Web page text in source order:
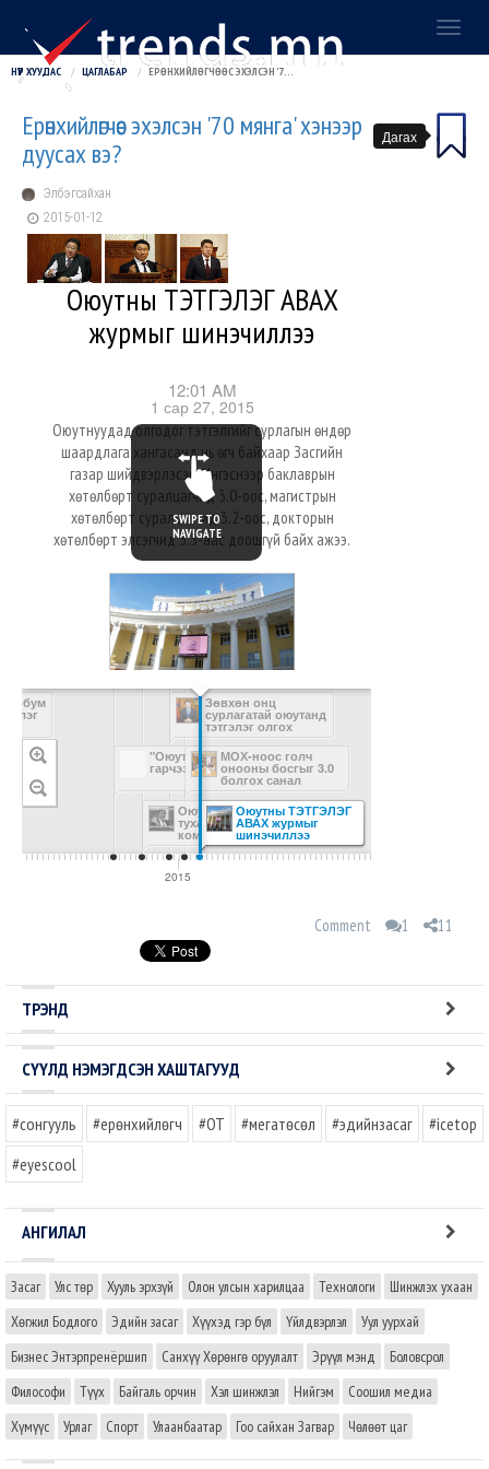
НҮҮР ХУУДАС ЦАГЛАБАР ЕРӨНХИЙЛӨГЧӨӨС ЭХЭЛСЭН '70 МЯНГА' ХЭНЭЭР ДУУСАХ ВЭ?
Дагах
Ерөнхийлөгчөөс эхэлсэн '70 мянга' хэнээр
дуусах вэ?
Элбэгсайхан
2015-01-12
Оюутны ТЭТГЭЛЭГ АВАХ
журмыг шинэчиллээ
12:01 AM
1 сар 27, 2015
Оюутнуудад олгодог тэтгэлгийг сурлагын өндөр
шаардлага хангасанд нь өгч байхаар Засгийн
газар шийдвэрлэсэн. Ингэснээр баклаврын
хөтөлбөрт суралцагчид 3.0-оос, магистрын
хөтөлбөрт суралцагчид 3.2-оос, докторын
хөтөлбөрт элсэгчид 3.5-аас доошгүй байх ажээ.
Эх сурвалж
SWIPE TO
NAVIGATE
"Оюутны Дал" дуу
гарчээ
Оюутны далын
тухай онцгой 17
коммент
Зөвхөн онц
сурлагатай оюутанд
тэтгэлэг олгох
санал гаргав
МОХ-ноос голч
онооны босгыг 3.0
болгох санал
гаргажээ
Оюутны ТЭТГЭЛЭГ
АВАХ журмыг
шинэчиллээ
2015
Comment 1 11
ТРЭНД
СҮҮЛД НЭМЭГДСЭН ХАШТАГУУД
#сонгууль #ерөнхийлөгч #OT #мегатөсөл #эдийнзасаг
#icetop
#eyescool
АНГИЛАЛ
Засаг Улс төр Хууль эрхзүй Олон улсын харилцаа Технологи
Шинжлэх ухаан
Хөгжил Бодлого
Эдийн засаг Хүүхэд гэр бүл Үйлдвэрлэл
Уул уурхай
Бизнес Энтэрпренёршип
Санхүү Хөрөнгө оруулалт Эрүүл мэнд
Боловсрол
Философи
Түүх Байгаль орчин Хэл шинжлэл Нийгэм
Соошил медиа
Хүмүүс
Урлаг Спорт Улаанбаатар Гоо сайхан Загвар Чөлөөт цаг